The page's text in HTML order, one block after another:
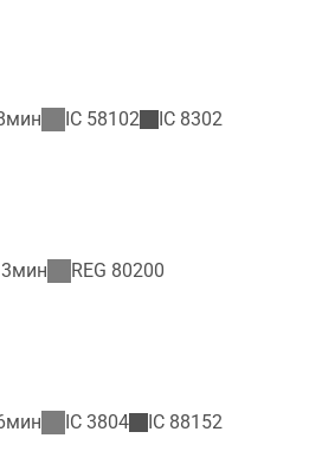
IC 58102 IC 8302
REG 80200
IC 3804 IC 88152